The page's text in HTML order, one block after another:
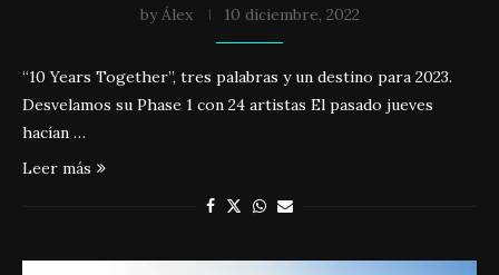
byÁlex 10 diciembre, 2022
“10 Years Together”, tres palabras y un destino para 2023.
Desvelamos su Phase 1 con 24 artistas El pasado jueves
hacían …
Leer más